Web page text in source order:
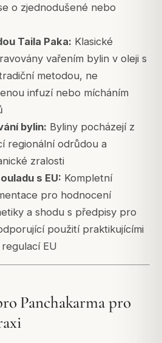
o zjednodušené nebo
Taila Paka: Klasické
vařením bylin v oleji s
metodou, ne
infuzí nebo mícháním
bylin: Byliny pocházejí z
regionální odrůdou a
zralosti
s EU: Kompletní
pro hodnocení
a shodu s předpisy pro
použití praktikujícími
EU
Panchakarma pro